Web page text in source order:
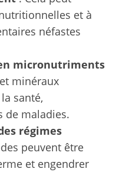
et à
néfastes
micronutriments
minéraux
santé,
de maladies.
régimes
peuvent être
et engendrer